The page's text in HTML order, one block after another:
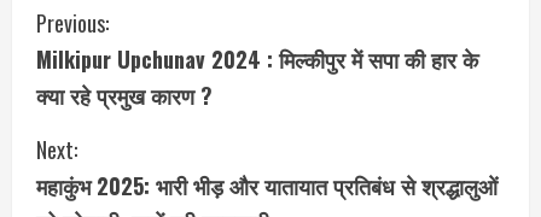
C
o
n
t
Previous:
Milkipur Upchunav 2024 : मिल्कीपुर में सपा की हार के
क्या रहे प्रमुख कारण ?
Next:
महाकुंभ 2025: भारी भीड़ और यातायात प्रतिबंध से श्रद्धालुओं